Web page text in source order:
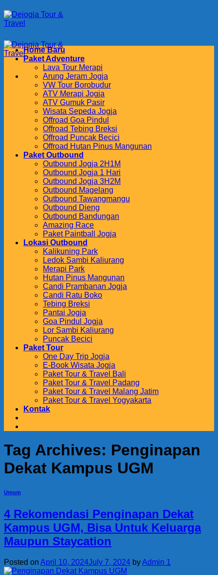
to
content
Home Baru
Paket Adventure
Lava Tour Merapi
Arung Jeram Jogja
VW Tour Borobudur
ATV Merapi Jogja
ATV Gumuk Pasir
Wisata Sepeda Jogja
Offroad Goa Pindul
Offroad Tebing Breksi
Offroad Puncak Becici
Offroad Hutan Pinus Mangunan
Paket Outbound
Outbound Jogja 2H1M
Outbound Jogja 1 Hari
Outbound Jogja 3H2M
Outbound Magelang
Outbound Tawangmangu
Outbound Dieng
Outbound Bandungan
Amazing Race
Paket Paintball Jogja
Lokasi Outbound
Kalikuning Park
Ledok Sambi Kaliurang
Merapi Park
Hutan Pinus Mangunan
Candi Prambanan Jogja
Candi Ratu Boko
Tebing Breksi
Pantai Jogja
Goa Pindul Jogja
Lor Sambi Kaliurang
Puncak Becici
Paket Tour
One Day Trip Jogja
E-Book Wisata Jogja
Paket Tour & Travel Bali
Paket Tour & Travel Padang
Paket Tour & Travel Malang Jatim
Paket Tour & Travel Yogyakarta
Kontak
Tag Archives: Penginapan
Dekat Kampus UGM
Umum
4 Rekomendasi Penginapan Dekat
Kampus UGM, Bisa Untuk Keluarga
Maupun Staycation
Posted on April 10, 2024July 7, 2024 byAdmin 1